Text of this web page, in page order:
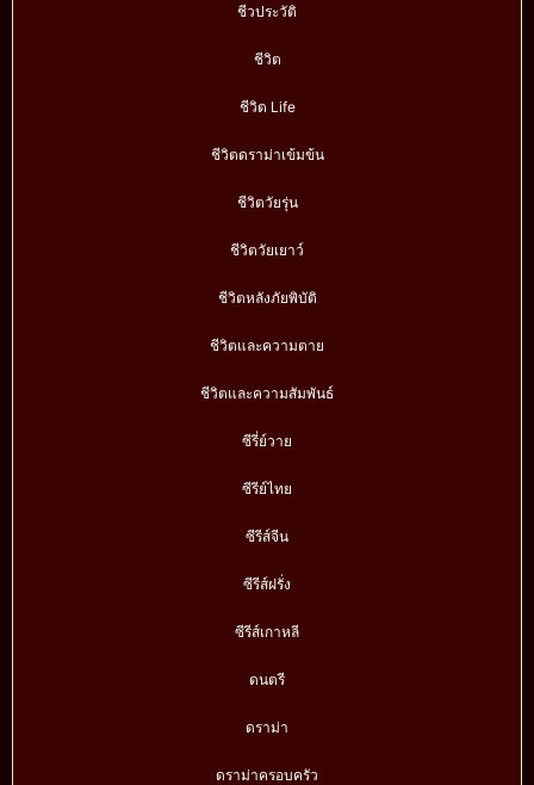
ชีวประวัติ
ชีวิต
ชีวิต Life
ชีวิตดราม่าเข้มข้น
ชีวิตวัยรุ่น
ชีวิตวัยเยาว์
ชีวิตหลังภัยพิบัติ
ชีวิตและความตาย
ชีวิตและความสัมพันธ์
ซีรี่ย์วาย
ซีรีย์ไทย
ซีรีส์จีน
ซีรีส์ฝรั่ง
ซีรีส์เกาหลี
ดนตรี
ดราม่า
ดราม่าครอบครัว